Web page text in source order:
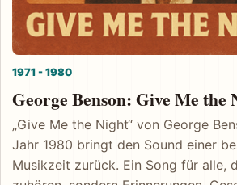
1971 - 1980
George Benson: Give Me the
„Give Me the Night“ von George
Jahr 1980 bringt den Sound einer
Musikzeit zurück. Ein Song für alle,